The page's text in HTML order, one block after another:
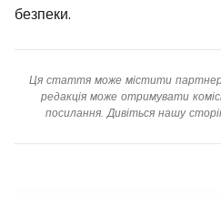
безпеки.
Ця стаття може містити
редакція може отримувати
посилання. Дивіться нашу